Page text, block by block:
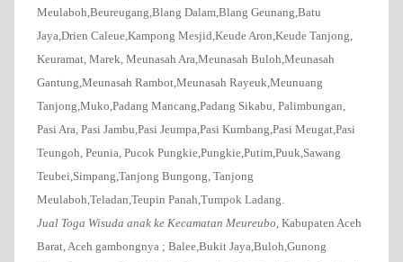
Meulaboh,Beureugang,Blang Dalam,Blang Geunang,Batu
Jaya,Drien Caleue,Kampong Mesjid,Keude Aron,Keude Tanjong,
Keuramat, Marek, Meunasah Ara,Meunasah Buloh,Meunasah
Gantung,Meunasah Rambot,Meunasah Rayeuk,Meunuang
Tanjong,Muko,Padang Mancang,Padang Sikabu, Palimbungan,
Pasi Ara, Pasi Jambu,Pasi Jeumpa,Pasi Kumbang,Pasi Meugat,Pasi
Teungoh, Peunia, Pucok Pungkie,Pungkie,Putim,Puuk,Sawang
Teubei,Simpang,Tanjong Bungong, Tanjong
Meulaboh,Teladan,Teupin Panah,Tumpok Ladang.
Jual Toga Wisuda anak ke Kecamatan Meureubo, Kabupaten Aceh
Barat, Aceh gambongnya ; Balee,Bukit Jaya,Buloh,Gunong